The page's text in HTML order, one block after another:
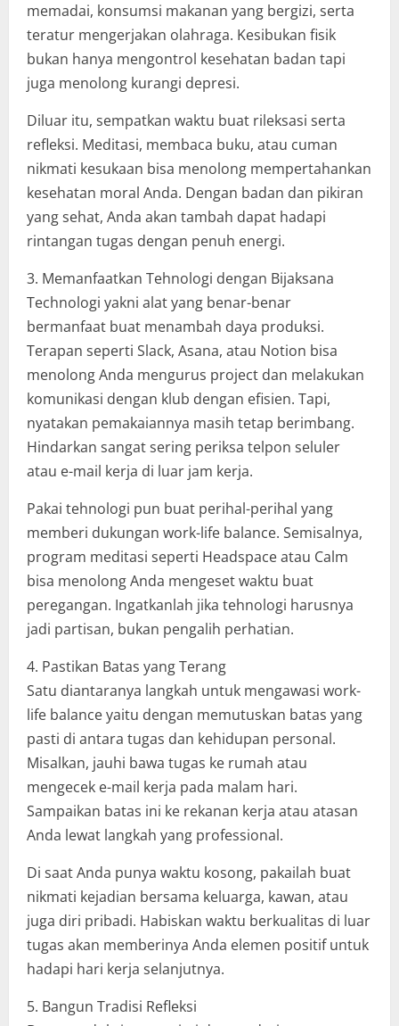
memadai, konsumsi makanan yang bergizi, serta
teratur mengerjakan olahraga. Kesibukan fisik
bukan hanya mengontrol kesehatan badan tapi
juga menolong kurangi depresi.
Diluar itu, sempatkan waktu buat rileksasi serta
refleksi. Meditasi, membaca buku, atau cuman
nikmati kesukaan bisa menolong mempertahankan
kesehatan moral Anda. Dengan badan dan pikiran
yang sehat, Anda akan tambah dapat hadapi
rintangan tugas dengan penuh energi.
3. Memanfaatkan Tehnologi dengan Bijaksana
Technologi yakni alat yang benar-benar
bermanfaat buat menambah daya produksi.
Terapan seperti Slack, Asana, atau Notion bisa
menolong Anda mengurus project dan melakukan
komunikasi dengan klub dengan efisien. Tapi,
nyatakan pemakaiannya masih tetap berimbang.
Hindarkan sangat sering periksa telpon seluler
atau e-mail kerja di luar jam kerja.
Pakai tehnologi pun buat perihal-perihal yang
memberi dukungan work-life balance. Semisalnya,
program meditasi seperti Headspace atau Calm
bisa menolong Anda mengeset waktu buat
peregangan. Ingatkanlah jika tehnologi harusnya
jadi partisan, bukan pengalih perhatian.
4. Pastikan Batas yang Terang
Satu diantaranya langkah untuk mengawasi work-
life balance yaitu dengan memutuskan batas yang
pasti di antara tugas dan kehidupan personal.
Misalkan, jauhi bawa tugas ke rumah atau
mengecek e-mail kerja pada malam hari.
Sampaikan batas ini ke rekanan kerja atau atasan
Anda lewat langkah yang professional.
Di saat Anda punya waktu kosong, pakailah buat
nikmati kejadian bersama keluarga, kawan, atau
juga diri pribadi. Habiskan waktu berkualitas di luar
tugas akan memberinya Anda elemen positif untuk
hadapi hari kerja selanjutnya.
5. Bangun Tradisi Refleksi